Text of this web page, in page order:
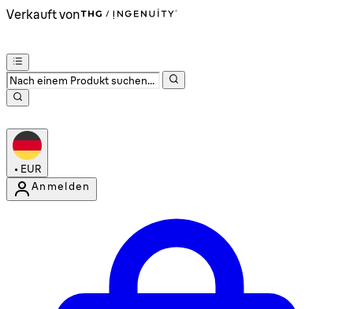
Verkauft von
• EUR
Anmelden